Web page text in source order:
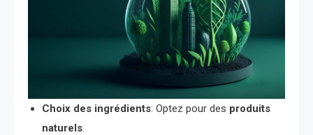
Choix des ingrédients: Optez pour des produits
naturels.